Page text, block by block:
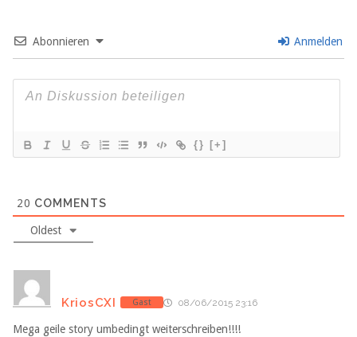
Abonnieren Anmelden
{} [+]
20 COMMENTS
Oldest
KriosCXI Gast 08/06/2015 23:16
Mega geile story umbedingt weiterschreiben!!!!